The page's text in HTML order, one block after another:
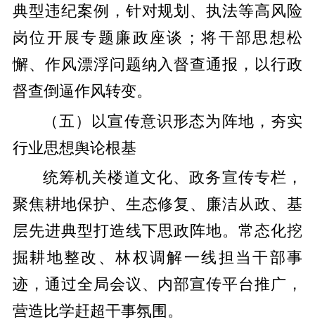
典型违纪案例，针对规划、执法等高风险
岗位开展专题廉政座谈；将干部思想松
懈、作风漂浮问题纳入督查通报，以行政
督查倒逼作风转变。
（五）以宣传意识形态为阵地，夯实
行业思想舆论根基
统筹机关楼道文化、政务宣传专栏，
聚焦耕地保护、生态修复、廉洁从政、基
层先进典型打造线下思政阵地。常态化挖
掘耕地整改、林权调解一线担当干部事
迹，通过全局会议、内部宣传平台推广，
营造比学赶超干事氛围。